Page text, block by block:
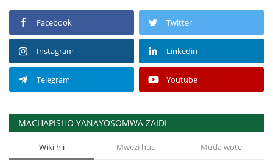
Facebook Twitter
Instagram Linkedin
Telegram Youtube
MACHAPISHO YANAYOSOMWA ZAIDI
Wiki hii Mwezi huu Muda wote